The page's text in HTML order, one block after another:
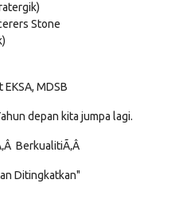
Stone
MDSB
depan kita jumpa lagi.
BerkualitiÃ‚Â
Ditingkatkan"